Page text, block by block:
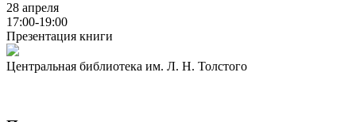
28 апреля
17:00-19:00
Презентация книги
Центральная библиотека им. Л. Н. Толстого